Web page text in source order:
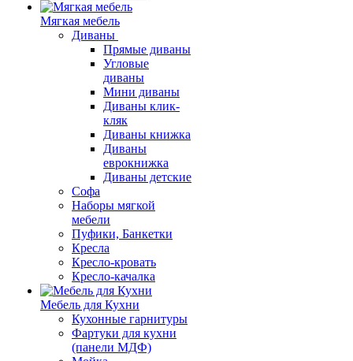
Мягкая мебель
Диваны
Прямые диваны
Угловые
диваны
Мини диваны
Диваны клик-
кляк
Диваны книжка
Диваны
еврокнижка
Диваны детские
Софа
Наборы мягкой
мебели
Пуфики, Банкетки
Кресла
Кресло-кровать
Кресло-качалка
Мебель для Кухни
Кухонные гарнитуры
Фартуки для кухни
(панели МДФ)